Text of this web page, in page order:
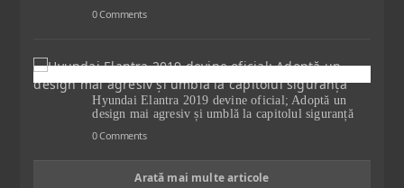
0 Comments
Hyundai Elantra 2019 devine oficial; Adoptă un
design mai agresiv și umblă la capitolul siguranță
0 Comments
Arată mai multe articole